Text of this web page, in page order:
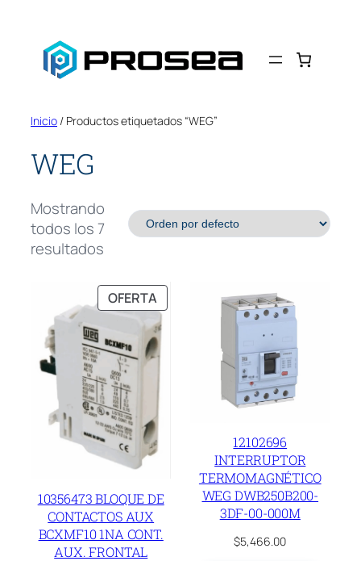
contenido
Inicio / Productos etiquetados “WEG”
WEG
Mostrando
todos los 7
resultados
OFERTA PRODUCTO
EN
OFERTA
10356473 BLOQUE DE
CONTACTOS AUX
BCXMF10 1NA CONT.
AUX. FRONTAL
12102696
INTERRUPTOR
TERMOMAGNÉTICO
WEG DWB250B200-
3DF-00-000M
$5,466.00